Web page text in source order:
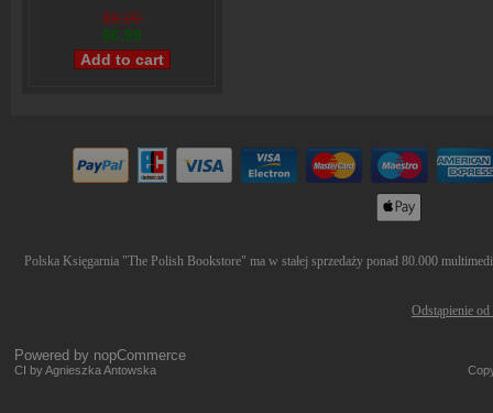
$8,00
$6,99
Polska Księgarnia "The Polish Bookstore" ma w stałej sprzedaży ponad 80.000
Odstąpienie
Powered by nopCommerce
CI by Agnieszka Antowska